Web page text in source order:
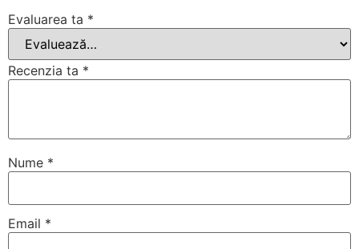
Evaluarea ta *
Recenzia ta *
Nume *
Email *